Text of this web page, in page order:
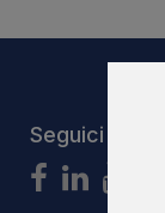
Seguici